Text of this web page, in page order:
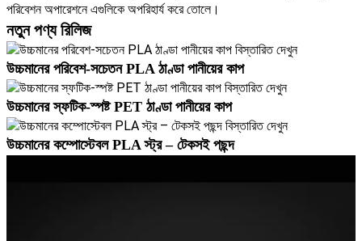
পরিবেশন অপারেশনে এগুলিকে অপরিহার্য করে তোলে।
নতুন পণ্য রিলিজ
বিস্তারিত দেখুন
উচ্চমানের পরিবেশ-সচেতন PLA ঠাণ্ডা পানীয়ের কাপ
বিস্তারিত দেখুন
উচ্চমানের স্ফটিক-স্পষ্ট PET ঠাণ্ডা পানীয়ের কাপ
বিস্তারিত দেখুন
উচ্চমানের কম্পোস্টেবল PLA স্ট্র – টেকসই পছন্দ